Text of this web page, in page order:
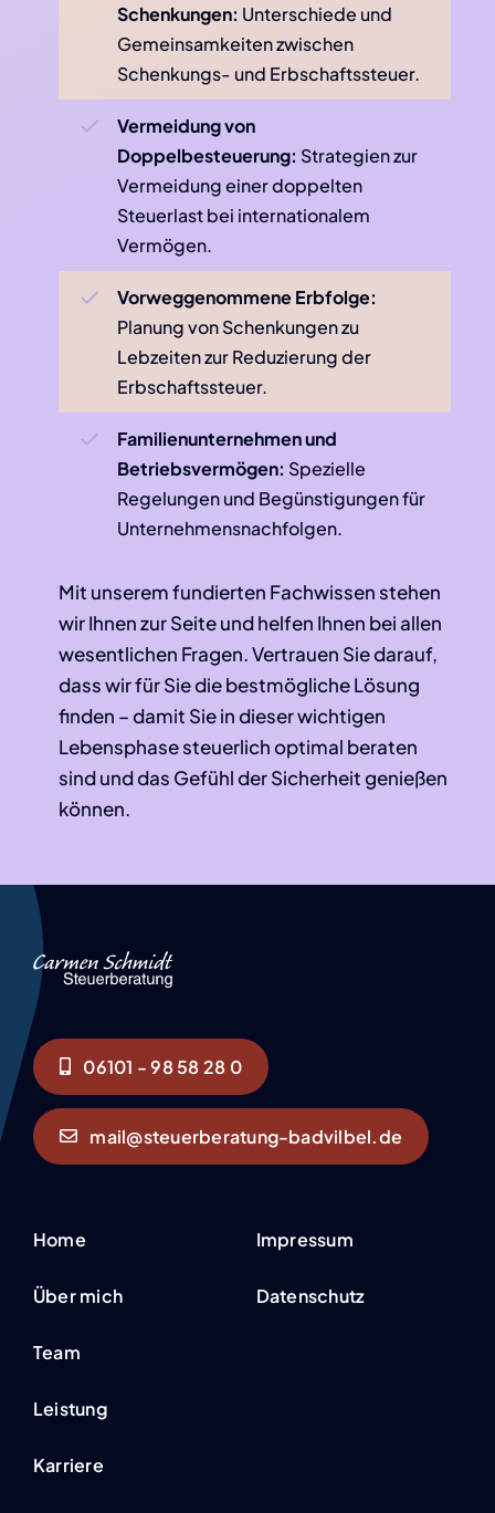
Schenkungen: Unterschiede und
Gemeinsamkeiten zwischen
Schenkungs- und Erbschaftssteuer.
Vermeidung von
Doppelbesteuerung: Strategien zur
Vermeidung einer doppelten
Steuerlast bei internationalem
Vermögen.
Vorweggenommene Erbfolge:
Planung von Schenkungen zu
Lebzeiten zur Reduzierung der
Erbschaftssteuer.
Familienunternehmen und
Betriebsvermögen: Spezielle
Regelungen und Begünstigungen für
Unternehmensnachfolgen.
Mit unserem fundierten Fachwissen stehen
wir Ihnen zur Seite und helfen Ihnen bei allen
wesentlichen Fragen. Vertrauen Sie darauf,
dass wir für Sie die bestmögliche Lösung
finden – damit Sie in dieser wichtigen
Lebensphase steuerlich optimal beraten
sind und das Gefühl der Sicherheit genießen
können.
06101 - 98 58 28 0
mail@steuerberatung-badvilbel.de
Home
Über mich
Team
Leistung
Karriere
Impressum
Datenschutz